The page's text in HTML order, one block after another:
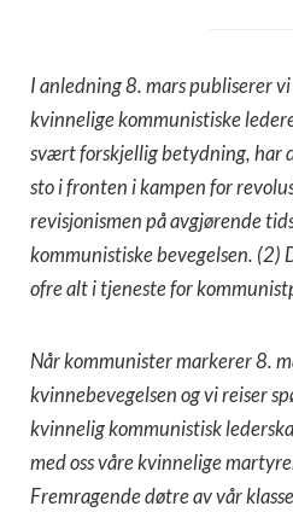
I anledning 8. mars publiserer
kvinnelige kommunistiske
svært forskjellig betydning, har
sto i fronten i kampen for
revisjonismen på avgjørende
kommunistiske bevegelsen. (2)
ofre alt i tjeneste for
Når kommunister markerer 8.
kvinnebevegelsen og vi reiser
kvinnelig kommunistisk
med oss våre kvinnelige
Fremragende døtre av vår